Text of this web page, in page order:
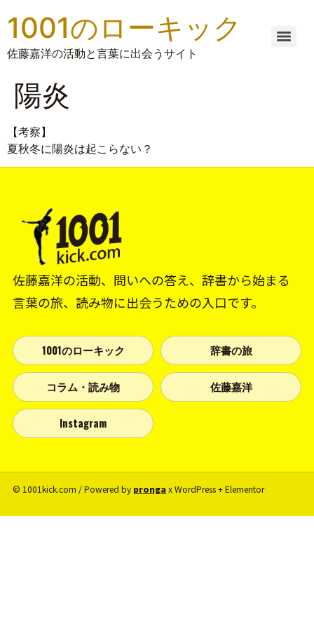
1001のローキック
佐藤嘉洋の活動と言葉に出会うサイト
陽炎
【考察】
夏秋冬に陽炎は起こらない？
佐藤嘉洋の活動、問いへの答え、辞書から始まる
言葉の旅、読み物に出会うための入口です。
1001のローキック 辞書の旅
コラム・読み物 佐藤嘉洋
Instagram
© 1001kick.com / Powered by prongax WordPress + Elementor